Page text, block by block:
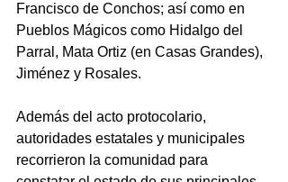
Francisco de Conchos; así como en
Pueblos Mágicos como Hidalgo del
Parral, Mata Ortiz (en Casas Grandes),
Jiménez y Rosales.
Además del acto protocolario,
autoridades estatales y municipales
recorrieron la comunidad para